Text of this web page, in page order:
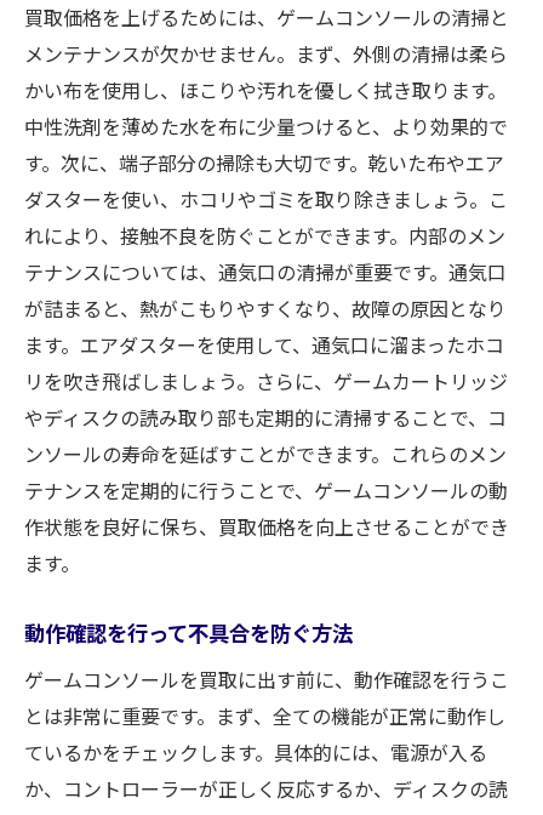
自宅でできる簡単なメンテナンス方法
故障を防ぐための取り扱い注意点
長期間の保存方法と注意点
メンテナンス履歴を記録しておくメリット
信頼性のある買取業者を選ぶ方法とは？福山市
での賢い選択
業者の信頼性を確認するポイント
買取実績と査定の透明性をチェックしよう
利用者の口コミや評判を参考にする
訪問査定と店舗査定の違い
契約内容と手数料の確認方法
トラブルを避けるための注意点
複数の買取店舗を比較する重要性を福山市で理
査定価格の比較と交渉のコツ
オンライン査定と店舗査定の違い
店舗ごとの特典やサービスの違い
実際に比較して得られた高価買取事例
買取価格を上げるためには、ゲームコンソールの清掃と
メンテナンスが欠かせません。まず、外側の清掃は柔ら
かい布を使用し、ほこりや汚れを優しく拭き取ります。
中性洗剤を薄めた水を布に少量つけると、より効果的で
す。次に、端子部分の掃除も大切です。乾いた布やエア
ダスターを使い、ホコリやゴミを取り除きましょう。こ
れにより、接触不良を防ぐことができます。内部のメン
テナンスについては、通気口の清掃が重要です。通気口
が詰まると、熱がこもりやすくなり、故障の原因となり
ます。エアダスターを使用して、通気口に溜まったホコ
リを吹き飛ばしましょう。さらに、ゲームカートリッジ
やディスクの読み取り部も定期的に清掃することで、コ
ンソールの寿命を延ばすことができます。これらのメン
テナンスを定期的に行うことで、ゲームコンソールの動
作状態を良好に保ち、買取価格を向上させることができ
ます。
動作確認を行って不具合を防ぐ方法
ゲームコンソールを買取に出す前に、動作確認を行うこ
とは非常に重要です。まず、全ての機能が正常に動作し
ているかをチェックします。具体的には、電源が入る
か、コントローラーが正しく反応するか、ディスクの読